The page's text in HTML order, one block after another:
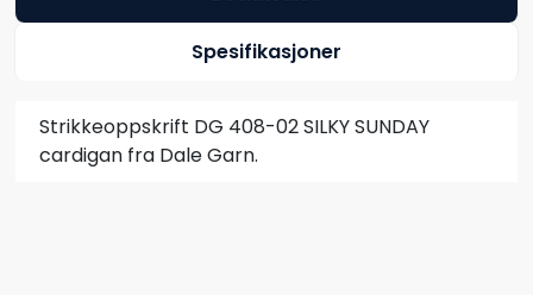
Spesifikasjoner
Strikkeoppskrift DG 408-02 SILKY SUNDAY
cardigan fra Dale Garn.